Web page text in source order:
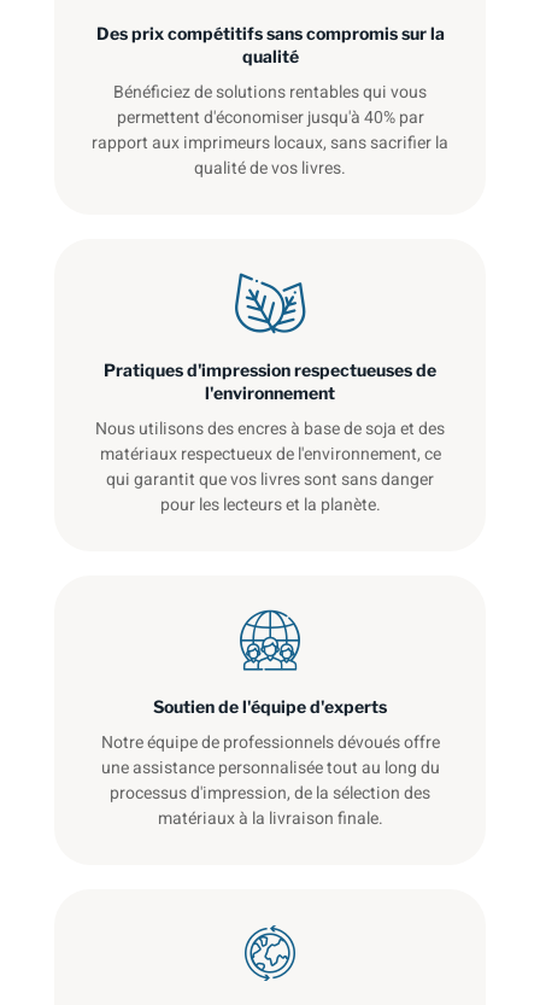
Des prix compétitifs sans compromis sur la
qualité
Bénéficiez de solutions rentables qui vous
permettent d'économiser jusqu'à 40% par
rapport aux imprimeurs locaux, sans sacrifier la
qualité de vos livres.
Pratiques d'impression respectueuses de
l'environnement
Nous utilisons des encres à base de soja et des
matériaux respectueux de l'environnement, ce
qui garantit que vos livres sont sans danger
pour les lecteurs et la planète.
Soutien de l'équipe d'experts
Notre équipe de professionnels dévoués offre
une assistance personnalisée tout au long du
processus d'impression, de la sélection des
matériaux à la livraison finale.